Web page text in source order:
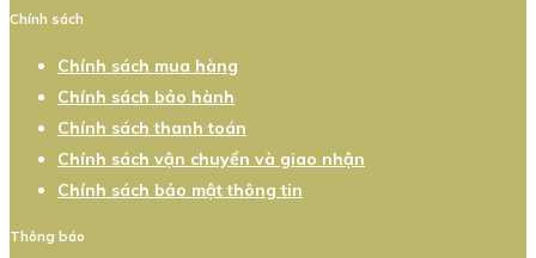
Chính sách
Chính sách mua hàng
Chính sách bảo hành
Chính sách thanh toán
Chính sách vận chuyển và giao nhận
Chính sách bảo mật thông tin
Thông báo